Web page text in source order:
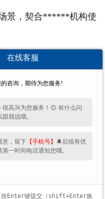
景，契合******机构使
净化车间运维管理，
的标准把控生产环境，
适配的一次性医用中
医用耗材行业规范化、
提供可靠的基础支撑。
上一条：一次性医用中单使用误区：这些细节你可能忽略了
在线客服
咨询，期待为您服务!
很高兴为您服务！😊 有什么问
我说哦。
意，留下 【手机号】 🔔后续有优
第一时间电话通知您哦。